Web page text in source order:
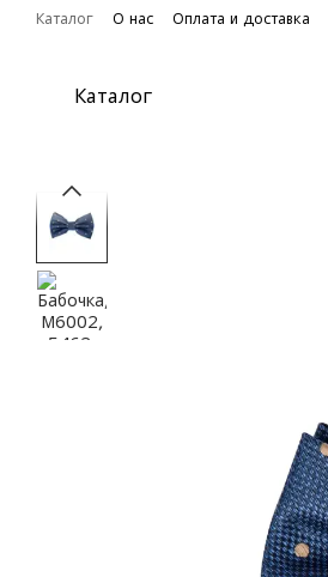
Перейти к основному контенту
Каталог О нас Оплата и доставка
Каталог